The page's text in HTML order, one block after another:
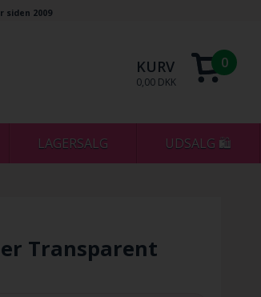
siden 2009
KURV
0,00 DKK
0
LAGERSALG UDSALG 🛍
Transparent